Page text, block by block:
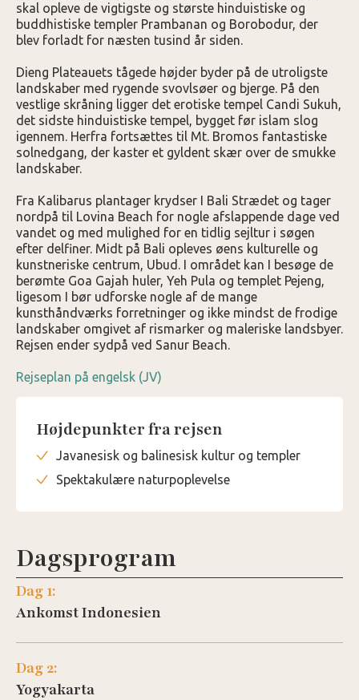
skal opleve de vigtigste og største hinduistiske og
buddhistiske templer Prambanan og Borobodur, der
blev forladt for næsten tusind år siden.
Dieng Plateauets tågede højder byder på de utroligste
landskaber med rygende svovlsøer og bjerge. På den
vestlige skråning ligger det erotiske tempel Candi Sukuh,
det sidste hinduistiske tempel, bygget før islam slog
igennem. Herfra fortsættes til Mt. Bromos fantastiske
solnedgang, der kaster et gyldent skær over de smukke
landskaber.
Fra Kalibarus plantager krydser I Bali Strædet og tager
nordpå til Lovina Beach for nogle afslappende dage ved
vandet og med mulighed for en tidlig sejltur i søgen
efter delfiner. Midt på Bali opleves øens kulturelle og
kunstneriske centrum, Ubud. I området kan I besøge de
berømte Goa Gajah huler, Yeh Pula og templet Pejeng,
ligesom I bør udforske nogle af de mange
kunsthåndværks forretninger og ikke mindst de frodige
landskaber omgivet af rismarker og maleriske landsbyer.
Rejsen ender sydpå ved Sanur Beach.
Rejseplan på engelsk (JV)
Højdepunkter fra rejsen
Javanesisk og balinesisk kultur og templer
Spektakulære naturpoplevelse
Dagsprogram
Dag 1:
Ankomst Indonesien
Dag 2:
Yogyakarta